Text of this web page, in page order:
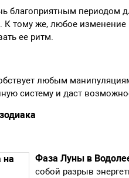
благоприятным периодом
К тому же, любое
ее ритм.
любым
систему и даст
Фаза Луны в
собой разрыв